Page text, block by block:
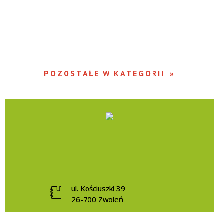
POZOSTAŁE W KATEGORII
ul. Kościuszki 39
26-700 Zwoleń